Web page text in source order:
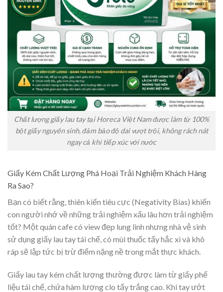
Chất lượng giấy lau tay tại Horeca Việt Nam được làm từ 100%
bột giấy nguyên sinh, đảm bảo độ dai vượt trội, không rách nát
ngay cả khi tiếp xúc với nước
Giấy Kém Chất Lượng Phá Hoại Trải Nghiệm Khách Hàng
Ra Sao?
Bạn có biết rằng, thiên kiến tiêu cực (Negativity Bias) khiến
con người nhớ về những trải nghiệm xấu lâu hơn trải nghiệm
tốt? Một quán cafe có view đẹp lung linh nhưng nhà vệ sinh
sử dụng giấy lau tay tái chế, có mùi thuốc tẩy hắc xì và khô
ráp sẽ lập tức bị trừ điểm nặng nề trong mắt thực khách.
Giấy lau tay kém chất lượng thường được làm từ giấy phế
liệu tái chế, chứa hàm lượng clo tẩy trắng cao. Khi tay ướt